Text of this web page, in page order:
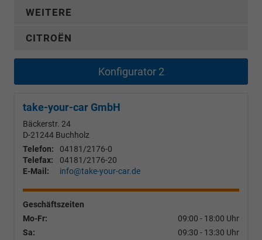
WEITERE
CITROËN
Konfigurator 2
take-your-car GmbH
Bäckerstr. 24
D-21244 Buchholz
Telefon:
04181/2176-0
Telefax:
04181/2176-20
E-Mail:
info@take-your-car.de
Geschäftszeiten
Mo-Fr:
09:00 - 18:00 Uhr
Sa:
09:30 - 13:30 Uhr